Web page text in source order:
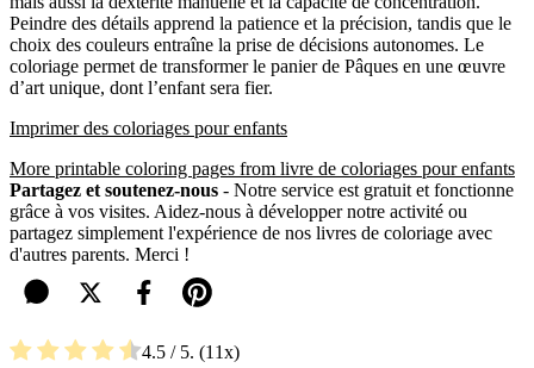
Peindre des détails apprend la patience et la précision, tandis que le
choix des couleurs entraîne la prise de décisions autonomes. Le
coloriage permet de transformer le panier de Pâques en une œuvre
d’art unique, dont l’enfant sera fier.
Imprimer des coloriages pour enfants
More printable coloring pages from livre de coloriages pour enfants
Partagez et soutenez-nous - Notre service est gratuit et fonctionne
grâce à vos visites. Aidez-nous à développer notre activité ou
partagez simplement l'expérience de nos livres de coloriage avec
d'autres parents. Merci !
4.5 / 5. 11